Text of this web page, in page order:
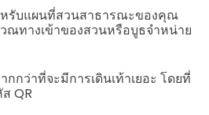
หรับแผนที่สวนสาธารณะของคุณ
ณทางเข้าของสวนหรือบูธจำหน่าย
กว่าที่จะมีการเดินเท้าเยอะ โดยที่
QR